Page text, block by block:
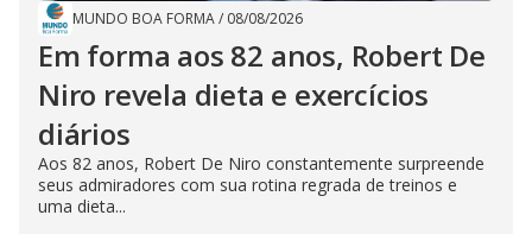
MUNDO BOA FORMA/ 08/08/2026
Em forma aos 82 anos, Robert De
Niro revela dieta e exercícios
diários
Aos 82 anos, Robert De Niro constantemente surpreende
seus admiradores com sua rotina regrada de treinos e
uma dieta...